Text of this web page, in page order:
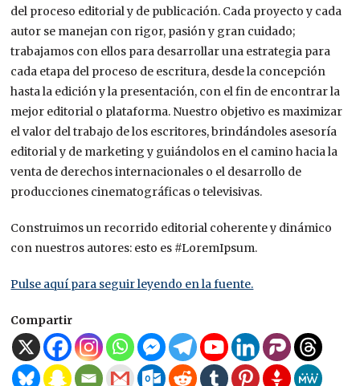
del proceso editorial y de publicación. Cada proyecto y cada
autor se manejan con rigor, pasión y gran cuidado;
trabajamos con ellos para desarrollar una estrategia para
cada etapa del proceso de escritura, desde la concepción
hasta la edición y la presentación, con el fin de encontrar la
mejor editorial o plataforma. Nuestro objetivo es maximizar
el valor del trabajo de los escritores, brindándoles asesoría
editorial y de marketing y guiándolos en el camino hacia la
venta de derechos internacionales o el desarrollo de
producciones cinematográficas o televisivas.
Construimos un recorrido editorial coherente y dinámico
con nuestros autores: esto es #LoremIpsum.
Pulse aquí para seguir leyendo en la fuente.
Compartir